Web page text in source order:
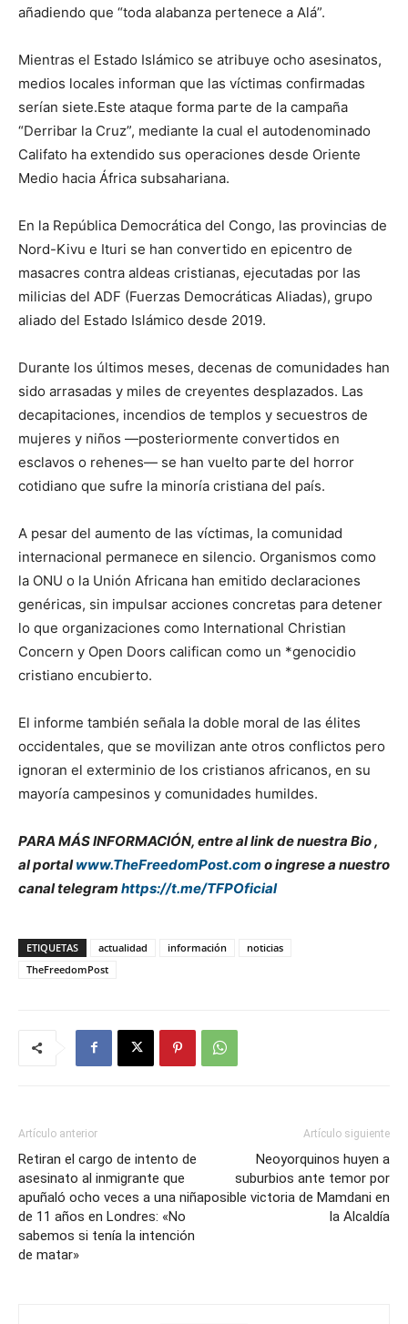
añadiendo que “toda alabanza pertenece a Alá”.
Mientras el Estado Islámico se atribuye ocho asesinatos,
medios locales informan que las víctimas confirmadas
serían siete.Este ataque forma parte de la campaña
“Derribar la Cruz”, mediante la cual el autodenominado
Califato ha extendido sus operaciones desde Oriente
Medio hacia África subsahariana.
En la República Democrática del Congo, las provincias de
Nord-Kivu e Ituri se han convertido en epicentro de
masacres contra aldeas cristianas, ejecutadas por las
milicias del ADF (Fuerzas Democráticas Aliadas), grupo
aliado del Estado Islámico desde 2019.
Durante los últimos meses, decenas de comunidades han
sido arrasadas y miles de creyentes desplazados. Las
decapitaciones, incendios de templos y secuestros de
mujeres y niños —posteriormente convertidos en
esclavos o rehenes— se han vuelto parte del horror
cotidiano que sufre la minoría cristiana del país.
A pesar del aumento de las víctimas, la comunidad
internacional permanece en silencio. Organismos como
la ONU o la Unión Africana han emitido declaraciones
genéricas, sin impulsar acciones concretas para detener
lo que organizaciones como International Christian
Concern y Open Doors califican como un *genocidio
cristiano encubierto.
El informe también señala la doble moral de las élites
occidentales, que se movilizan ante otros conflictos pero
ignoran el exterminio de los cristianos africanos, en su
mayoría campesinos y comunidades humildes.
PARA MÁS INFORMACIÓN, entre al link de nuestra Bio ,
al portalwww.TheFreedomPost.com o ingrese a nuestro
canal telegram https://t.me/TFPOficial
ETIQUETAS actualidad información
noticias
TheFreedomPost
Artículo anterior
Retiran el cargo de intento de
asesinato al inmigrante que
apuñaló ocho veces a una niña
de 11 años en Londres: «No
sabemos si tenía la intención
de matar»
Artículo siguiente
Neoyorquinos huyen a
suburbios ante temor por
posible victoria de Mamdani en
la Alcaldía